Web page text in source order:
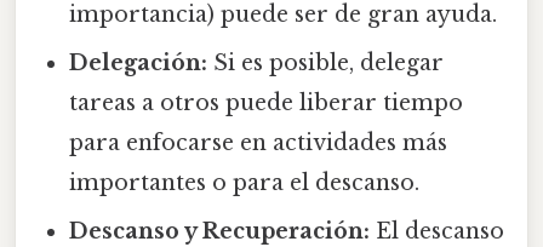
importancia) puede ser de gran ayuda.
Delegación: Si es posible, delegar
tareas a otros puede liberar tiempo
para enfocarse en actividades más
importantes o para el descanso.
Descanso y Recuperación: El descanso